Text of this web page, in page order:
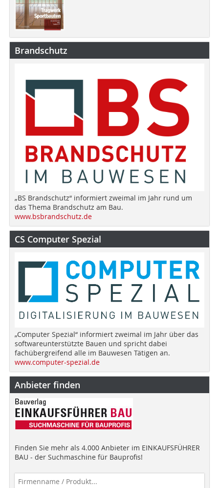
Brandschutz
„BS Brandschutz“ informiert zweimal im Jahr rund um
das Thema Brandschutz am Bau.
www.bsbrandschutz.de
CS Computer Spezial
„Computer Spezial“ informiert zweimal im Jahr über das
softwareunterstützte Bauen und spricht dabei
fachübergreifend alle im Bauwesen Tätigen an.
www.computer-spezial.de
Anbieter finden
Finden Sie mehr als 4.000 Anbieter im EINKAUFSFÜHRER
BAU - der Suchmaschine für Bauprofis!